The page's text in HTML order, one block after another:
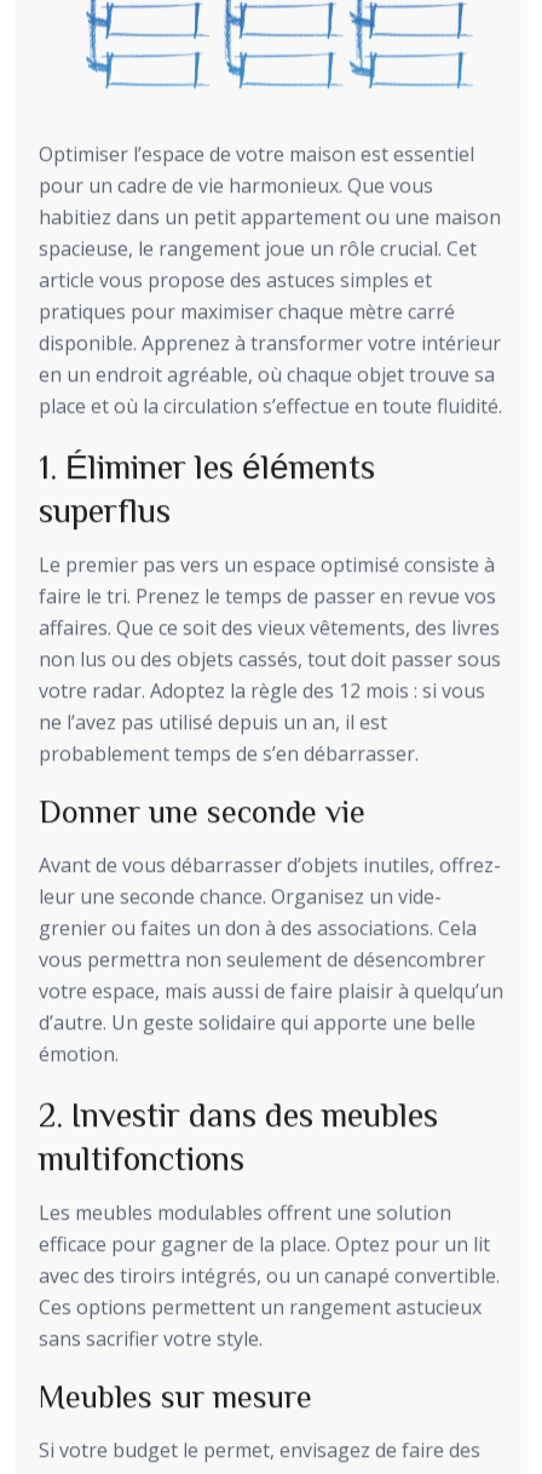
Optimiser l’espace de votre maison est essentiel
pour un cadre de vie harmonieux. Que vous
habitiez dans un petit appartement ou une maison
spacieuse, le rangement joue un rôle crucial. Cet
article vous propose des astuces simples et
pratiques pour maximiser chaque mètre carré
disponible. Apprenez à transformer votre intérieur
en un endroit agréable, où chaque objet trouve sa
place et où la circulation s’effectue en toute fluidité.
1. Éliminer les éléments
superflus
Le premier pas vers un espace optimisé consiste à
faire le tri. Prenez le temps de passer en revue vos
affaires. Que ce soit des vieux vêtements, des livres
non lus ou des objets cassés, tout doit passer sous
votre radar. Adoptez la règle des 12 mois : si vous
ne l’avez pas utilisé depuis un an, il est
probablement temps de s’en débarrasser.
Donner une seconde vie
Avant de vous débarrasser d’objets inutiles, offrez-
leur une seconde chance. Organisez un vide-
grenier ou faites un don à des associations. Cela
vous permettra non seulement de désencombrer
votre espace, mais aussi de faire plaisir à quelqu’un
d’autre. Un geste solidaire qui apporte une belle
émotion.
2. Investir dans des meubles
multifonctions
Les meubles modulables offrent une solution
efficace pour gagner de la place. Optez pour un lit
avec des tiroirs intégrés, ou un canapé convertible.
Ces options permettent un rangement astucieux
sans sacrifier votre style.
Meubles sur mesure
Si votre budget le permet, envisagez de faire des